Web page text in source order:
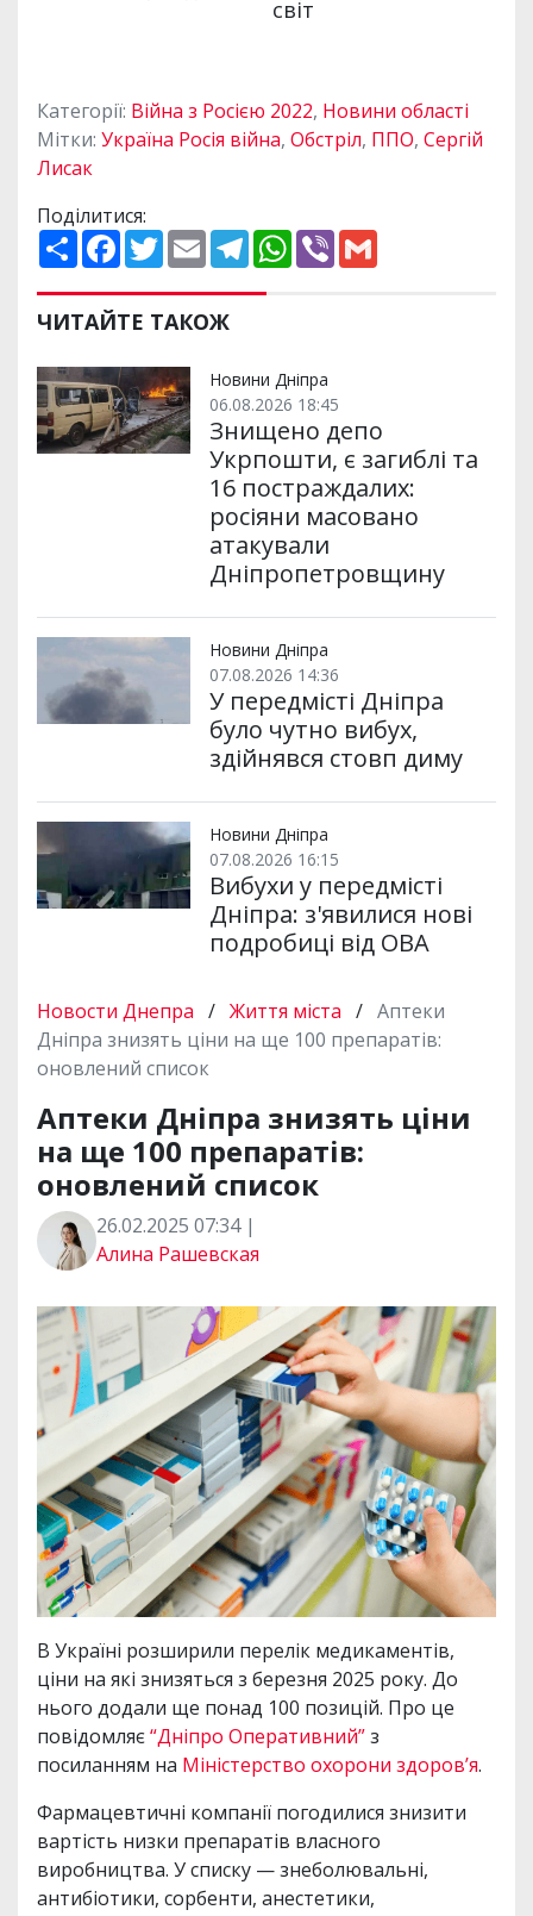
Категорії: Війна з Росією 2022, Новини області
Мітки: Україна Росія війна, Обстріл, ППО, Сергій
Лисак
Поділитися:
П
о
и
р
и
и
F
a
e
b
o
k
T
w
t
t
e
E
m
i
l
T
e
e
m
W
h
p
V
ЧИТАЙТЕ ТАКОЖ
Новини Дніпра
06.08.2026 18:45
Знищено депо
Укрпошти, є загиблі та
16 постраждалих:
росіяни масовано
атакували
Дніпропетровщину
Новини Дніпра
07.08.2026 14:36
У передмісті Дніпра
було чутно вибух,
здійнявся стовп диму
Новини Дніпра
07.08.2026 16:15
Вибухи у передмісті
Дніпра: з'явилися нові
подробиці від ОВА
Новости Днепра / Життя міста / Аптеки
Дніпра знизять ціни на ще 100 препаратів:
оновлений список
Аптеки Дніпра знизять ціни
на ще 100 препаратів:
оновлений список
26.02.2025 07:34 |
Алина Рашевская
В Україні розширили перелік медикаментів,
ціни на які знизяться з березня 2025 року. До
нього додали ще понад 100 позицій. Про це
повідомляє“Дніпро Оперативний”з
посиланням на Міністерство охорони здоров’я.
Фармацевтичні компанії погодилися знизити
вартість низки препаратів власного
виробництва. У списку — знеболювальні,
антибіотики, сорбенти, анестетики,